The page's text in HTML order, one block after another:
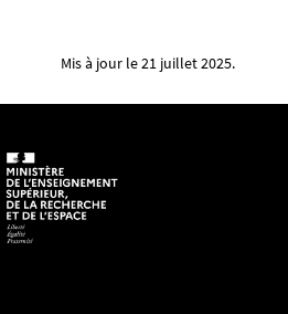
Mis à jour le 21 juillet 2025.